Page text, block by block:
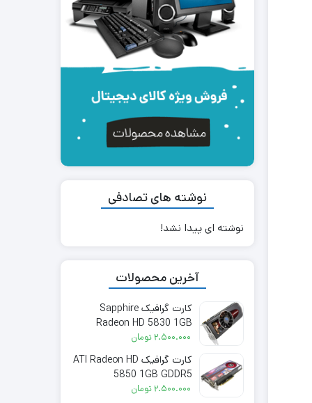
نوشته های تصادفی
نوشته ای پیدا نشد!
آخرین محصولات
کارت گرافیک Sapphire
Radeon HD 5830 1GB
GDDR5
2.500.000 تومان
کارت گرافیک ATI Radeon HD
5850 1GB GDDR5
2.500.000 تومان